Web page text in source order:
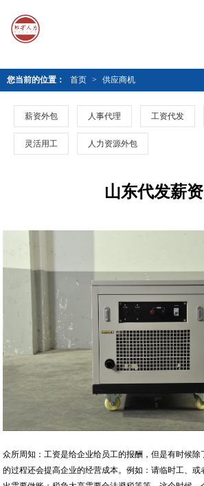
您当前的位置： 首页 > 供应商机
薪资外包 人事代理 工资代发
灵活用工 人力资源外包
山东代发薪资